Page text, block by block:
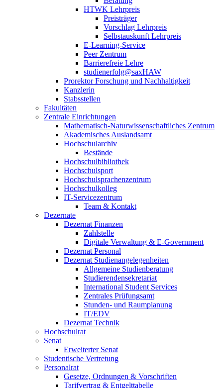
HTWK Lehrpreis
Preisträger
Vorschlag Lehrpreis
Selbstauskunft Lehrpreis
E-Learning-Service
Peer Zentrum
Barrierefreie Lehre
studienerfolg@saxHAW
Prorektor Forschung und Nachhaltigkeit
Kanzlerin
Stabsstellen
Fakultäten
Zentrale Einrichtungen
Mathematisch-Naturwissenschaftliches Zentrum
Akademisches Auslandsamt
Hochschularchiv
Bestände
Hochschulbibliothek
Hochschulsport
Hochschulsprachenzentrum
Hochschulkolleg
IT-Servicezentrum
Team & Kontakt
Dezernate
Dezernat Finanzen
Zahlstelle
Digitale Verwaltung & E-Government
Dezernat Personal
Dezernat Studienangelegenheiten
Allgemeine Studienberatung
Studierendensekretariat
International Student Services
Zentrales Prüfungsamt
Stunden- und Raumplanung
IT/EDV
Dezernat Technik
Hochschulrat
Senat
Erweiterter Senat
Studentische Vertretung
Personalrat
Gesetze, Ordnungen & Vorschriften
Tarifvertrag & Entgelttabelle